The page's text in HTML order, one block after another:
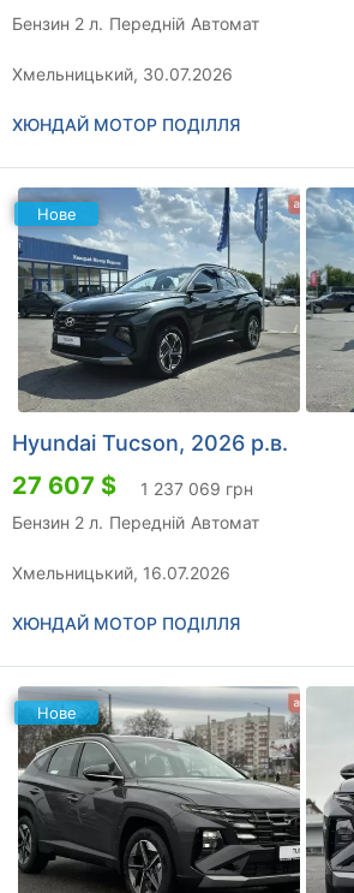
Бензин 2 л. Передній Автомат
Хмельницький, 30.07.2026
ХЮНДАЙ МОТОР ПОДІЛЛЯ
Нове
Hyundai Tucson, 2026 р.в.
27 607 $
1 237 069 грн
Бензин 2 л. Передній Автомат
Хмельницький, 16.07.2026
ХЮНДАЙ МОТОР ПОДІЛЛЯ
Нове